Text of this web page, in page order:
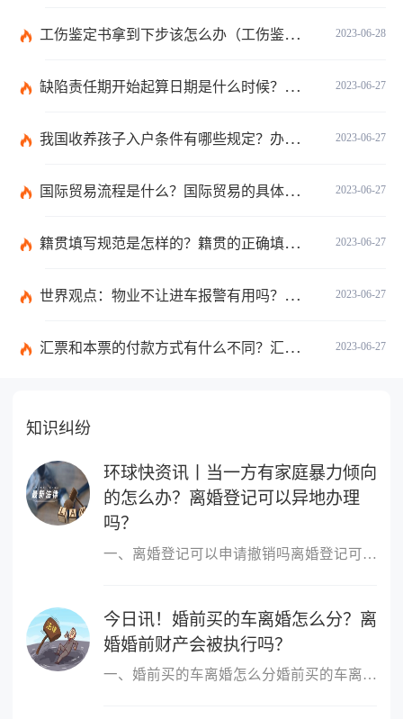
2023-06-28
工伤鉴定书拿到下步该怎么办（工伤鉴定后要是对伤残等级结论不服怎么办）
2023-06-27
缺陷责任期开始起算日期是什么时候？缺陷责任终止证书签发的必要条件是什么？
2023-06-27
我国收养孩子入户条件有哪些规定？办理收养登记的事实收养情况有几种？
2023-06-27
国际贸易流程是什么？国际贸易的具体流程的内容都有哪些？
2023-06-27
籍贯填写规范是怎样的？籍贯的正确填写规范是什么？-天天微动态
2023-06-27
世界观点：物业不让进车报警有用吗？小区不让业主进车该怎么投诉？
2023-06-27
汇票和本票的付款方式有什么不同？汇票和本票包含的交易数有什么不同？ 环球今热点
知识纠纷
环球快资讯丨当一方有家庭暴力倾向
的怎么办？离婚登记可以异地办理
吗？
一、离婚登记可以申请撤销吗离婚登记可以申请撤销。依据我国最新《
今日讯！婚前买的车离婚怎么分？离
婚婚前财产会被执行吗？
一、婚前买的车离婚怎么分婚前买的车离婚，除另有约定外，一般归个